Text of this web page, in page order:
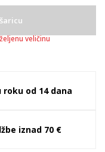
veličinu
od 14 dana
iznad 70 €